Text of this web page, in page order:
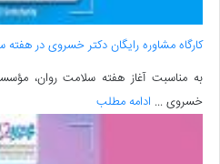
کارگاه مشاوره رایگان دکتر خسروی در هفته
به مناسبت آغاز هفته سلامت روان،
خسروی ... ادامه مطلب